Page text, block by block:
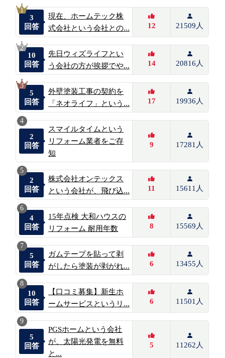
1
3
回答
現在、ホームテック株
式会社という会社との...
12 21509人
2
10
回答
先日ウィズライフとい
う会社の方が挨拶でや...
14 20816人
3
5
回答
外壁塗装工事の契約を
「ネオライフ」という...
17 19936人
4
2
回答
スマイルタイムという
リフォーム業者をご存
知
9 17281人
5
2
回答
株式会社オンテックス
という会社が、飛び込...
11 15611人
6
4
回答
15年点検 大和ハウスの
リフォーム 耐用年数
8 15569人
7
5
回答
ガムテープを貼って剥
がしたら塗装が剥がれ...
6 13455人
8
10
回答
【口コミ募集】新生ホ
ームサービスというリ...
6 11501人
9
5
回答
PGSホームという会社
が、太陽光発電を無料
と...
5 11262人